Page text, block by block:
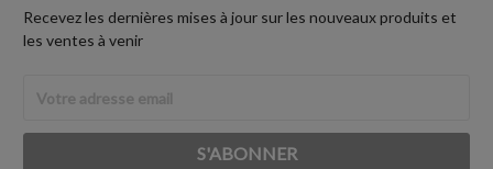
Recevez les dernières mises à jour sur les nouveaux produits et
les ventes à venir
Email